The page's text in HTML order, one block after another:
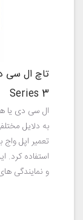
Series 3
ال سی دی یا
به دلایل
تعمیر اپل
استفاده کرد.
و نمایندگی